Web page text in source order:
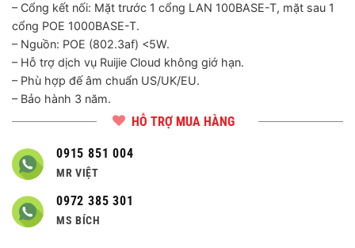
– Cổng kết nối: Mặt trước 1 cổng LAN 100BASE-T, mặt sau 1
cổng POE 1000BASE-T.
– Nguồn: POE (802.3af) <5W.
– Hỗ trợ dịch vụ Ruijie Cloud không giớ hạn.
– Phù hợp đế âm chuẩn US/UK/EU.
– Bảo hành 3 năm.
HỖ TRỢ MUA HÀNG
0915 851 004
MR VIỆT
0972 385 301
MS BÍCH